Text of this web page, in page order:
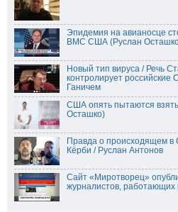
Эпидемия на авианосце
ВМС США (Руслан
Новый тип вируса / Речь
контролирует
Ганичем
США опять пытаются
Осташко)
Правда о происходящем
Кёрби / Руслан Антонов
Сайт «Миротворец»
журналистов, работающих